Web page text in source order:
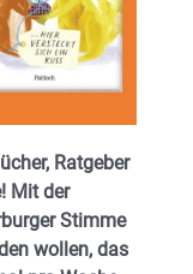
Ratgeber
Mit der
Stimme
wollen, das